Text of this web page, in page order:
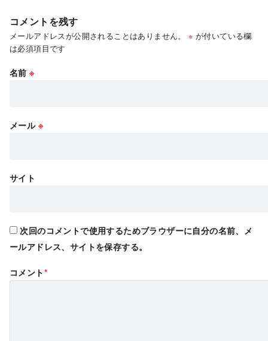
コメントを残す
メールアドレスが公開されることはありません。 ※ が付いている欄
は必須項目です
名前※
メール ※
サイト
次回のコメントで使用するためブラウザーに自分の名前、メ
ールアドレス、サイトを保存する。
コメント*